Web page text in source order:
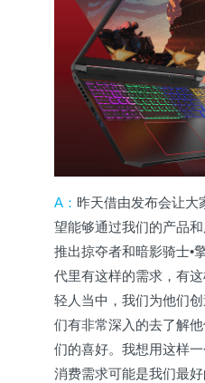
A ： 昨天借由发布会让大
望能够通过我们的产品
推出掠夺者和暗影骑士•
代里有这样的需求，有
轻人当中，我们为他们
们有非常深入的去了解
们的喜好。我想用这样
消费需求可能是我们最好